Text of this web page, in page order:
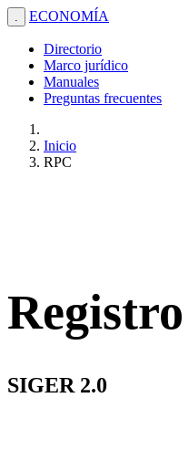
. ECONOMÍA
Directorio
Marco jurídico
Manuales
Preguntas frecuentes
Inicio
RPC
SIGER 2.0